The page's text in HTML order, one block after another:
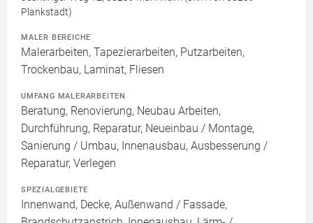
Plankstadt)
MALER BEREICHE
Malerarbeiten, Tapezierarbeiten, Putzarbeiten,
Trockenbau, Laminat, Fliesen
UMFANG MALERARBEITEN
Beratung, Renovierung, Neubau Arbeiten,
Durchführung, Reparatur, Neueinbau / Montage,
Sanierung / Umbau, Innenausbau, Ausbesserung /
Reparatur, Verlegen
SPEZIALGEBIETE
Innenwand, Decke, Außenwand / Fassade,